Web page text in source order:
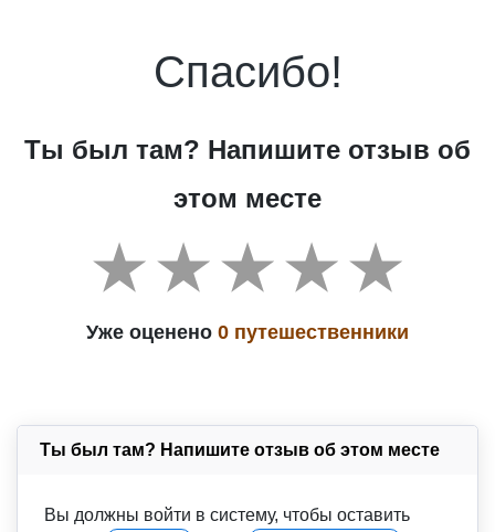
Спасибо!
Ты был там? Напишите отзыв об
этом месте
Уже оценено 0 путешественники
Ты был там? Напишите отзыв об этом месте
Вы должны войти в систему, чтобы оставить